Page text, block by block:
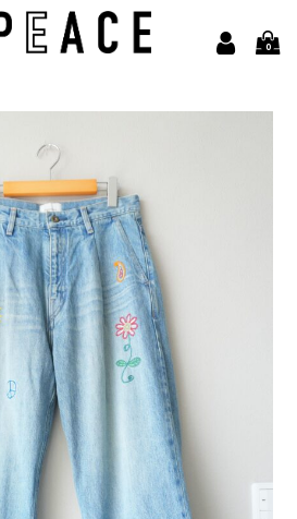
0
【バライルアンドガーメンツ】
コ 】
ムズアンドゴーズ】